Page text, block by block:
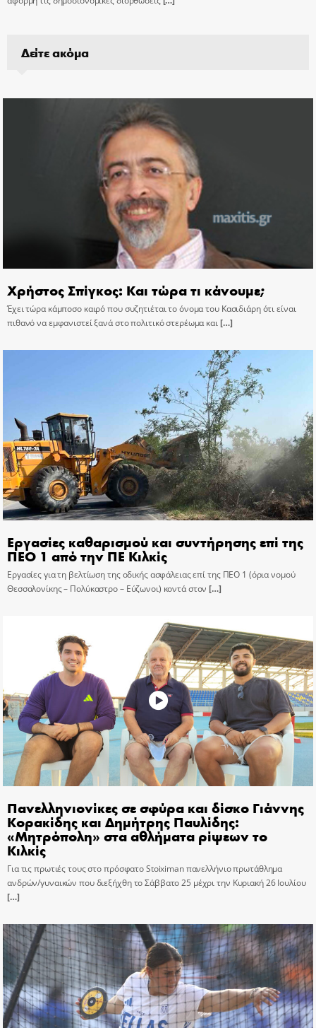
Δείτε ακόμα
Χρήστος Σπίγκος: Και τώρα τι κάνουμε;
Έχει τώρα κάμποσο καιρό που συζητιέται το όνομα του Κασιδιάρη ότι είναι
πιθανό να εμφανιστεί ξανά στο πολιτικό στερέωμα και[…]
Εργασίες καθαρισμού και συντήρησης επί της
ΠΕΟ 1 από την ΠΕ Κιλκίς
Εργασίες για τη βελτίωση της οδικής ασφάλειας επί της ΠΕΟ 1 (όρια νομού
Θεσσαλονίκης – Πολύκαστρο – Εύζωνοι) κοντά στον […]
Πανελληνιονίκες σε σφύρα και δίσκο Γιάννης
Κορακίδης και Δημήτρης Παυλίδης:
«Μητρόπολη» στα αθλήματα ρίψεων το
Κιλκίς
Για τις πρωτιές τους στο πρόσφατο Stoiximan πανελλήνιο πρωτάθλημα
ανδρών/γυναικών που διεξήχθη το Σάββατο 25 μέχρι την Κυριακή 26 Ιουλίου
[…]